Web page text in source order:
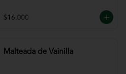
$16.000
Malteada de Vainilla